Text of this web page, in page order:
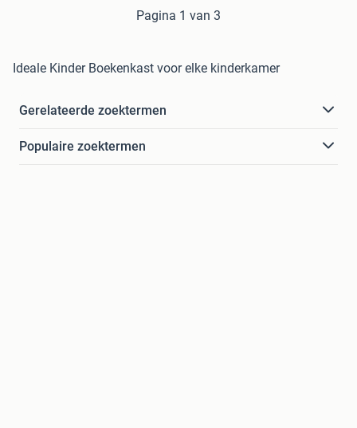
Pagina 1 van 3
Ideale Kinder Boekenkast voor elke kinderkamer
Gerelateerde zoektermen
Populaire zoektermen